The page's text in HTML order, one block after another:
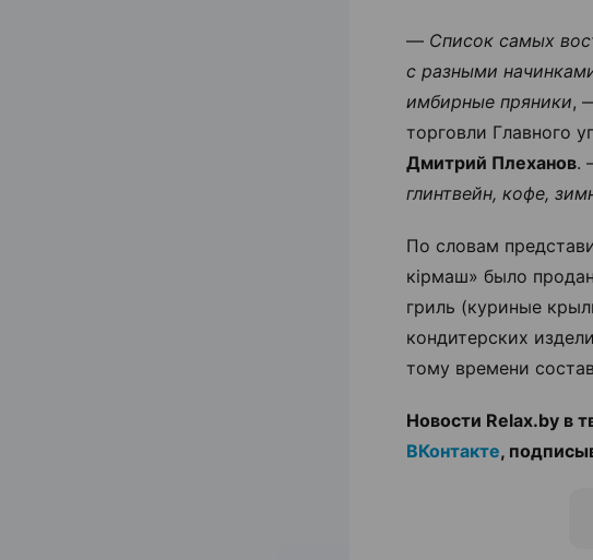
— Список самых
с разными
имбирные пряники,
торговли Главного
Дмитрий Плеханов.
глинтвейн, кофе,
По словам
кiрмаш» было
гриль (куриные
кондитерских
тому времени
Новости Relax.by в
ВКонтакте,